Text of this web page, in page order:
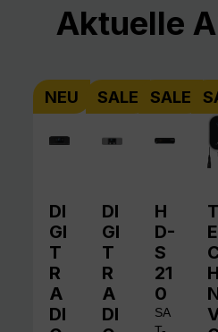
Produktgalerie
Aktuelle
NEU
DI
GI
T
R
A
DI
SALE
DI
GI
T
R
A
DI
SALE
H
D-
S
21
0
SA
T
E
H